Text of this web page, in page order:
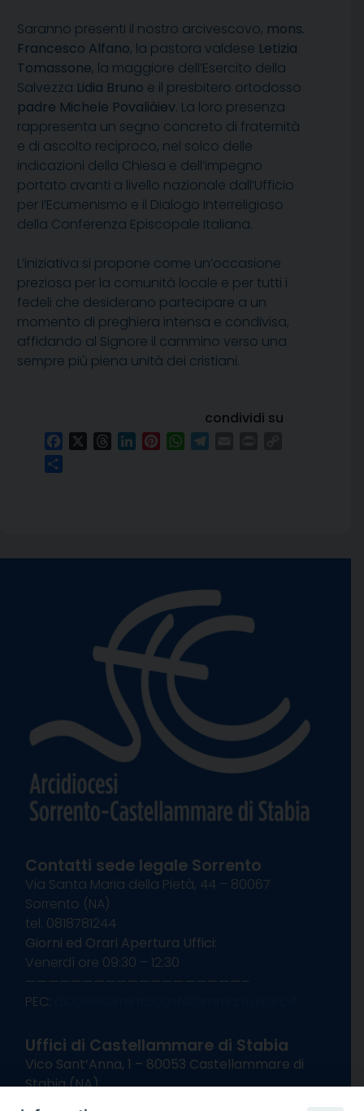
Saranno presenti il nostro arcivescovo, mons.
Francesco Alfano, la pastora valdese Letizia
Tomassone, la maggiore dell’Esercito della
Salvezza Lidia Bruno e il presbitero ortodosso
padre Michele Povaliàiev. La loro presenza
rappresenta un segno concreto di fraternità
e di ascolto reciproco, nel solco delle
indicazioni della Chiesa e dell’impegno
portato avanti a livello nazionale dall’Ufficio
per l’Ecumenismo e il Dialogo Interreligioso
della Conferenza Episcopale Italiana.
L’iniziativa si propone come un’occasione
preziosa per la comunità locale e per tutti i
fedeli che desiderano partecipare a un
momento di preghiera intensa e condivisa,
affidando al Signore il cammino verso una
sempre più piena unità dei cristiani.
condividi su
FacebookThreadsLinkedInPinterestWhatsApp
Contatti sede legale Sorrento
Via Santa Maria della Pietà, 44 – 80067
Sorrento (NA)
tel. 0818781244
Giorni ed Orari Apertura Uffici:
Venerdì ore 09:30 – 12:30
———————————————————–
PEC:
Uffici di Castellammare di Stabia
Vico Sant’Anna, 1 – 80053 Castellammare di
Stabia (NA)